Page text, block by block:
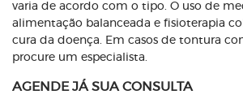
varia de acordo com o tipo. O uso de
alimentação balanceada e fisioterapia
cura da doença. Em casos de tontura
procure um especialista.
AGENDE JÁ SUA CONSULTA